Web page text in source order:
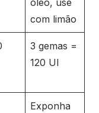
óleo, use
com limão
3 gemas =
120 UI
Exponha